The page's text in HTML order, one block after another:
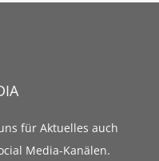
für Aktuelles auch
Media-Kanälen.